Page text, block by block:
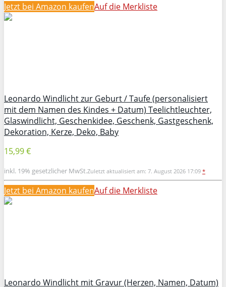
Jetzt bei Amazon kaufenAuf die Merkliste
Leonardo Windlicht zur Geburt / Taufe (personalisiert
mit dem Namen des Kindes + Datum) Teelichtleuchter,
Glaswindlicht, Geschenkidee, Geschenk, Gastgeschenk,
Dekoration, Kerze, Deko, Baby
15,99 €
inkl. 19% gesetzlicher MwSt.Zuletzt aktualisiert am: 7. August 2026 17:09 *
Jetzt bei Amazon kaufenAuf die Merkliste
Leonardo Windlicht mit Gravur (Herzen, Namen, Datum)